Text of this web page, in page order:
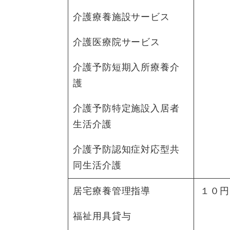
介護療養施設サービス
介護医療院サービス
介護予防短期入所療養介
護
介護予防特定施設入居者
生活介護
介護予防認知症対応型共
同生活介護
居宅療養管理指導
福祉用具貸与
１０円